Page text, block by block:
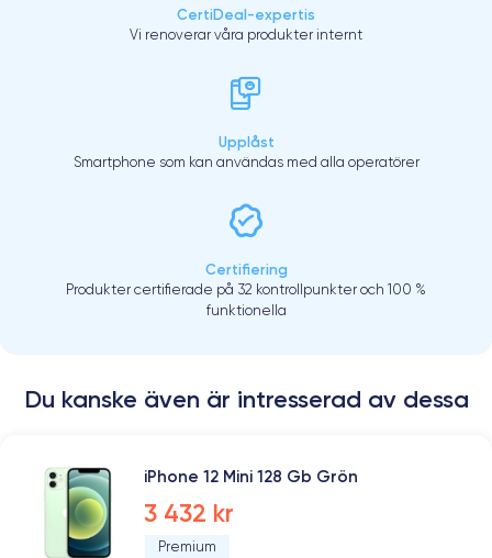
CertiDeal-expertis
Vi renoverar våra produkter internt
Upplåst
Smartphone som kan användas med alla operatörer
Certifiering
Produkter certifierade på 32 kontrollpunkter och 100 %
funktionella
Du kanske även är intresserad av dessa
iPhone 12 Mini 128 Gb Grön
3 432 kr
Premium